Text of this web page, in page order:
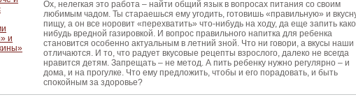
Ох, нелегкая это работа – найти общий язык в вопросах питания со своим
любимым чадом. Ты стараешься ему угодить, готовишь «правильную» и
пищу, а он все норовит «перехватить» что-нибудь на ходу, да еще запить
нибудь вредной газировкой. И вопрос правильного напитка для ребенка
становится особенно актуальным в летний зной. Что ни говори, а вкусы наши
отличаются. И то, что радует вкусовые рецепты взрослого, далеко не всегда
нравится детям. Запрещать – не метод. А пить ребенку нужно регулярно – и
дома, и на прогулке. Что ему предложить, чтобы и его порадовать, и быть
спокойным за здоровье?